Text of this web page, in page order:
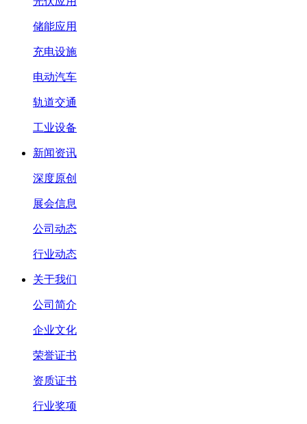
储能应用
充电设施
电动汽车
轨道交通
工业设备
新闻资讯
深度原创
展会信息
公司动态
行业动态
关于我们
公司简介
企业文化
荣誉证书
资质证书
行业奖项